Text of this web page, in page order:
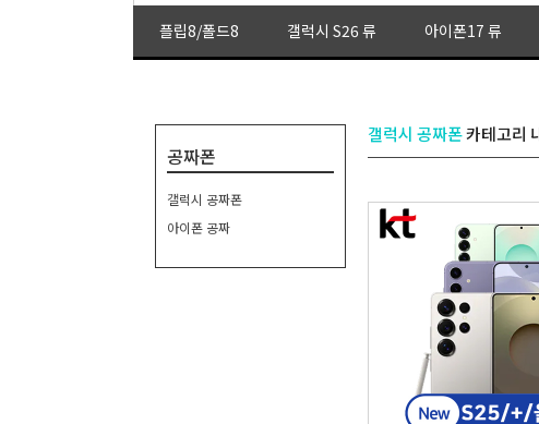
플립8/폴드8 갤럭시 S26 류 아이폰17 류
공짜폰
갤럭시 공짜폰
아이폰 공짜
갤럭시 공짜폰카테고리